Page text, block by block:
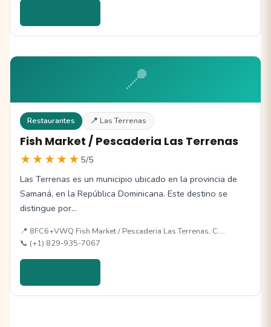
📍
Restaurantes 📍 Las Terrenas
Fish Market / Pescaderia Las Terrenas
★★★★★ 5/5
Las Terrenas es un municipio ubicado en la provincia de
Samaná, en la República Dominicana. Este destino se
distingue por…
📍 8FC6+VWQ Fish Market / Pescaderia Las Terrenas, C.…
📞 (+1) 829-935-7067